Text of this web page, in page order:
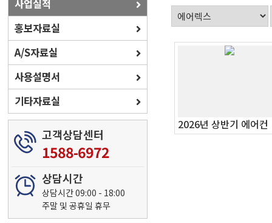
사업실적
홍보자료실
A/S자료실
사용설명서
기타자료실
고객상담센터
1588-6972
상담시간
상담시간 09:00 - 18:00
주말 및 공휴일 휴무